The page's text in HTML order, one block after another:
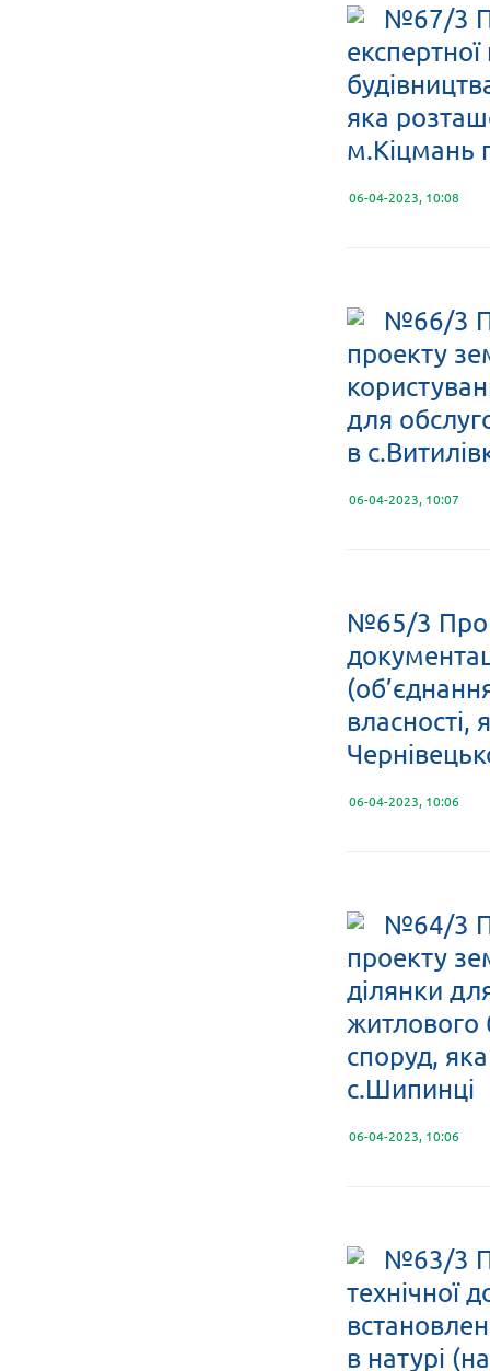
№67/3
яка
м.Кіцмань
06-04-2023, 10:08
№66/3
проекту
для
в
06-04-2023, 10:07
№65/3 Про
власності,
06-04-2023, 10:06
№64/3
проекту
ділянки
житлового
споруд,
с.Шипинці
06-04-2023, 10:06
№63/3
технічної
в натурі